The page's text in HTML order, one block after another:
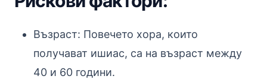
Възраст: Повечето хора, които
получават ишиас, са на възраст между
40 и 60 години.